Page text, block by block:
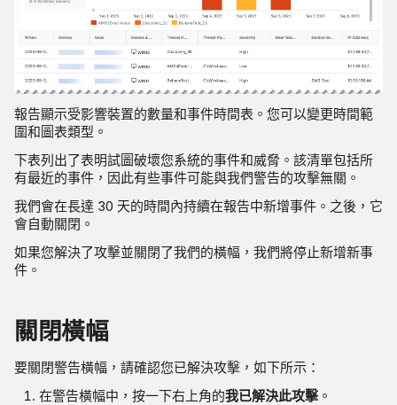
報告顯示受影響裝置的數量和事件時間表。您可以變更時間範
圍和圖表類型。
下表列出了表明試圖破壞您系統的事件和威脅。該清單包括所
有最近的事件，因此有些事件可能與我們警告的攻擊無關。
我們會在長達 30 天的時間內持續在報告中新增事件。之後，它
會自動關閉。
如果您解決了攻擊並關閉了我們的橫幅，我們將停止新增新事
件。
關閉橫幅
要關閉警告橫幅，請確認您已解決攻擊，如下所示：
在警告橫幅中，按一下右上角的我已解決此攻擊。